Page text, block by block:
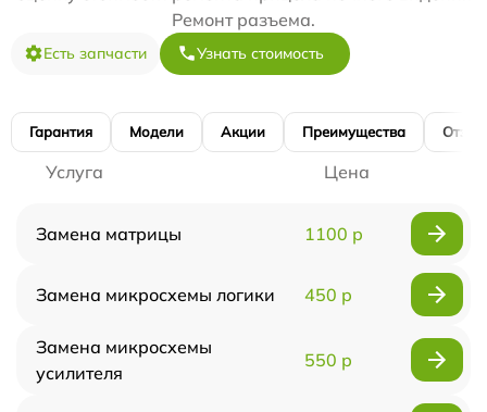
Ремонт разъема.
Есть запчасти Узнать стоимость
Гарантия Модели Акции Преимущества
Услуга Цена
Замена матрицы 1100 р
Замена микросхемы логики 450 р
Замена микросхемы
усилителя
550 р